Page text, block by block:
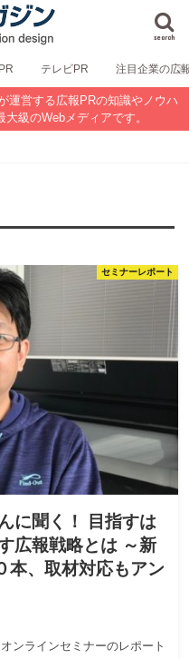
search
テレビPR 注目企業の広
運営する広報PRの知識やノウハ
級のWebメディアです。
セミナーレポート
に聞く！ 目指すは
広報戦略とは ～新
本、取材対応もアン
ンラインセミナーのレポート